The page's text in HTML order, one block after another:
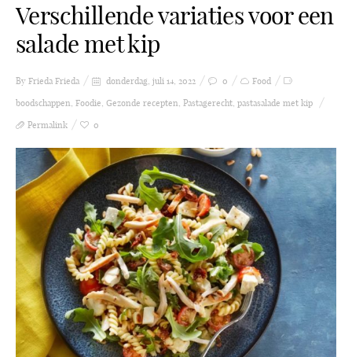
Verschillende variaties voor een
salade met kip
By Frieda Frieda donderdag, juli 14, 2022 0
Food
boodschappen, Foodie, Gezonde recepten, Pastagerecht, pastasalade met kip
Permalink
0